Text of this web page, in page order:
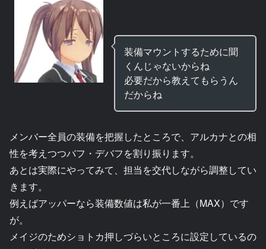
装備マウントするために聞
くんじゃないからね
必要だから教えてもらうん
だからね
メンバー全員の装備を把握したところで、アルカナとの相
性を考えつつバフ・デバフを割り振ります。
あとは実際にやってみて、担当を交代しながら調整してい
きます。
例えばアッパーなら装備数値は私が一番上（MAX）です
が。
メイジのためショトカ押しづらいところに設定しているの